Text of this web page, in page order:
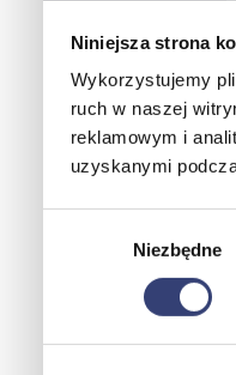
Niniejsza strona
Wykorzystujemy
ruch w naszej
reklamowym i
uzyskanymi
Niezbędne